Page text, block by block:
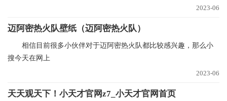
2023-06
迈阿密热火队壁纸（迈阿密热火队）
相信目前很多小伙伴对于迈阿密热火队都比较感兴趣，那么小
搜今天在网上
2023-06
天天观天下！小天才官网z7_小天才官网首页